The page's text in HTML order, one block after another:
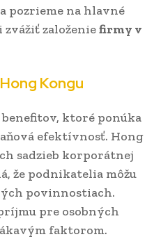
pozrieme na hlavné
zvážiť založeniefirmy v
Kongu
ktoré ponúka
efektívnosť. Hong
sadzieb korporátnej
že podnikatelia môžu
povinnostiach.
pre osobných
faktorom.